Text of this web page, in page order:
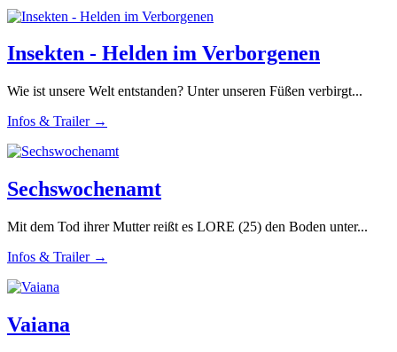
Insekten - Helden im Verborgenen
Wie ist unsere Welt entstanden? Unter unseren Füßen verbirgt...
Infos & Trailer →
Sechswochenamt
Mit dem Tod ihrer Mutter reißt es LORE (25) den Boden unter...
Infos & Trailer →
Vaiana